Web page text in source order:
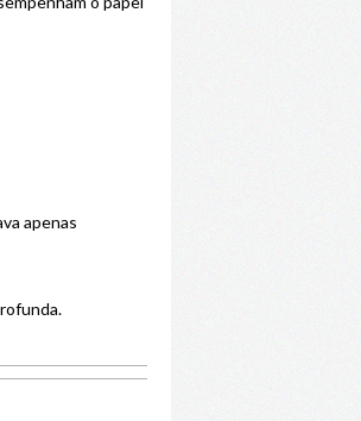
apenas